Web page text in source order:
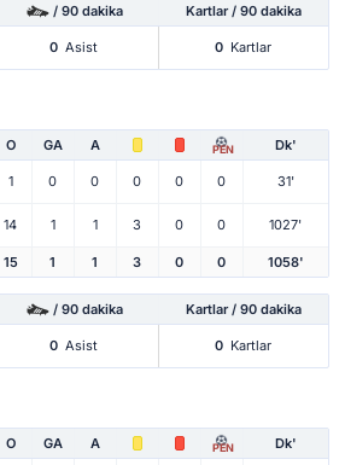
/ 90 dakika Kartlar / 90 dakika
0 Asist 0 Kartlar
O GA A PEN Dk'
1 0 0 0 0 0 31'
14 1 1 3 0 0 1027'
15 1 1 3 0 0 1058'
/ 90 dakika Kartlar / 90 dakika
0 Asist 0 Kartlar
O GA A PEN Dk'